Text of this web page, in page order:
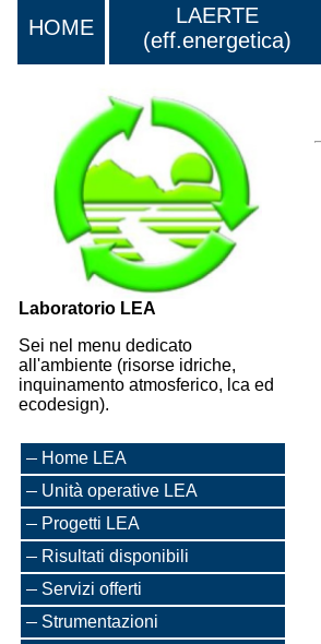
HOME
LAERTE
(eff.energetica)
Laboratorio LEA
Sei nel menu dedicato
all'ambiente (risorse idriche,
inquinamento atmosferico, lca ed
ecodesign).
Home LEA
Unità operative LEA
Progetti LEA
Risultati disponibili
Servizi offerti
Strumentazioni